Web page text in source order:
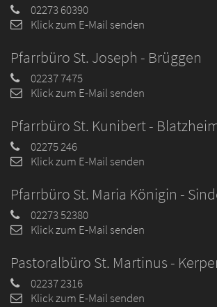
02273 60390
Klick zum E-Mail senden
Pfarrbüro St. Joseph - Brüggen
02237 7475
Klick zum E-Mail senden
Pfarrbüro St. Kunibert -
02275 246
Klick zum E-Mail senden
Pfarrbüro St. Maria Königin -
02273 52380
Klick zum E-Mail senden
Pastoralbüro St. Martinus -
02237 2316
Klick zum E-Mail senden